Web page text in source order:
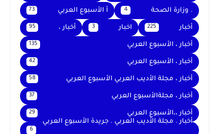
. وزارة الصحة 4 أ الأسبوع العربي 73
أخبار 225 اخبار 3 أخبار ، 95
أخبار ، الأسبوع العربي 135
أخبار ، الأسبوع العربي 42
أخبار ، مجلة الأديب العربي الأسبوع العربي 58
أخبار ، مجلةالأسبوع العربي 37
أخبار ،،الأسبوع العربي 29
أخبار . مجلة الأديب العربي . جريدة الأسبوع العربي
6